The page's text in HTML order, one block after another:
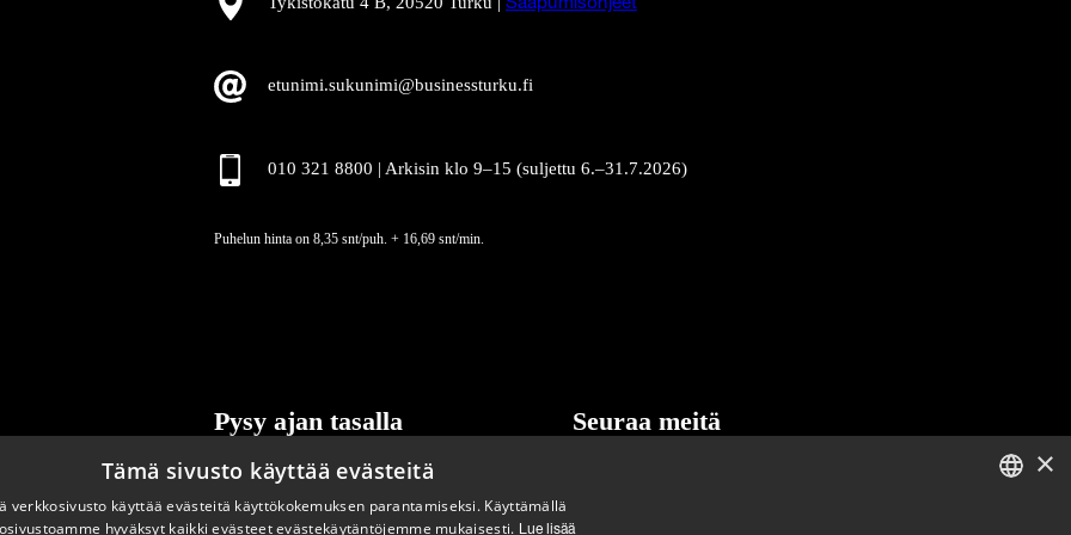
Saapumisohjeet
etunimi.sukunimi@businessturku.fi
010 321 8800 | Arkisin klo 9–15 (suljettu 6.–31.7.2026)
Puhelun hinta on 8,35 snt/puh. + 16,69 snt/min.
Pysy ajan tasalla
Tilaa uutiskirjeemme
Seuraa meitä
×
Tämä sivusto käyttää evästeitä
verkkosivusto käyttää evästeitä käyttökokemuksen parantamiseksi. Käyttämällä
hyväksyt kaikki evästeet evästekäytäntöjemme mukaisesti. Lue lisää